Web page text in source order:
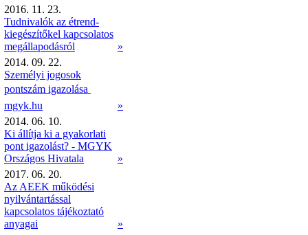
2016. 11. 23.
Tudnivalók az étrend-
kiegészítőkel kapcsolatos
megállapodásról
»
2014. 09. 22.
Személyi jogosok
pontszám igazolása 
mgyk.hu
»
2014. 06. 10.
Ki állítja ki a gyakorlati
pont igazolást? - MGYK
Országos Hivatala
»
2017. 06. 20.
Az AEEK működési
nyilvántartással
kapcsolatos tájékoztató
anyagai
»